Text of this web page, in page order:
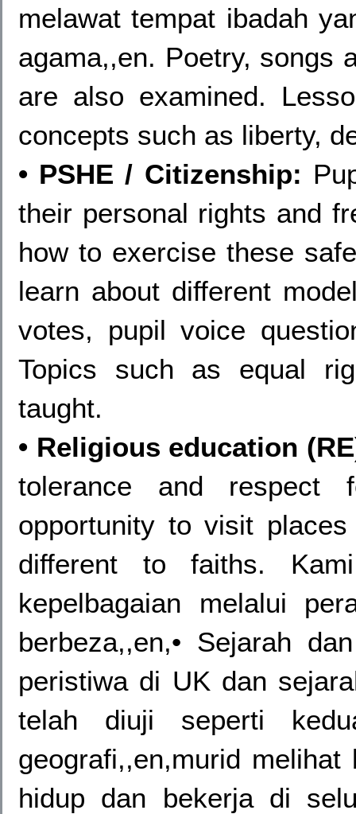
melawat tempat ibadah
agama,,en. Poetry, songs
are also examined.
concepts such as liberty,
• PSHE / Citizenship:
their personal rights and
how to exercise these
learn about different
votes, pupil voice
Topics such as equal
taught.
• Religious education
tolerance and respect
opportunity to visit
different to faiths.
kepelbagaian melalui
berbeza,,en,• Sejarah
peristiwa di UK dan
telah diuji seperti
geografi,,en,murid
hidup dan bekerja di